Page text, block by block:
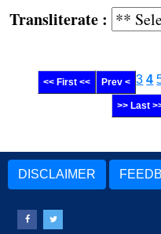
:
<< First << Prev < 3 4
>> Last
DISCLAIMER